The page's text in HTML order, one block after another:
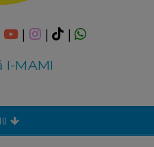
| |
|
I-MAMI